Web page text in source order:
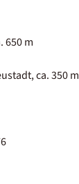
650 m
ca. 350 m